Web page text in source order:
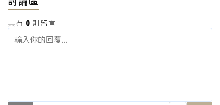
共有 0 則留言